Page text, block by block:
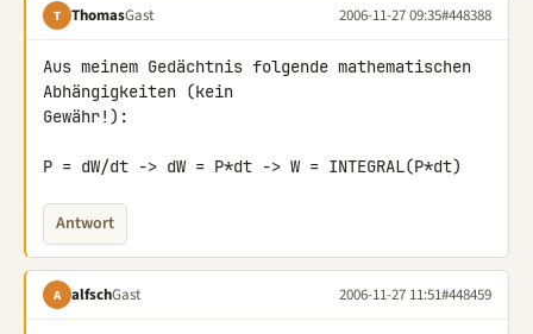
T ThomasGast 2006-11-27 09:35#448388
Aus meinem Gedächtnis folgende mathematischen
Abhängigkeiten (kein
Gewähr!):
P = dW/dt -> dW = P*dt -> W = INTEGRAL(P*dt)
Antwort
A alfschGast 2006-11-27 11:51#448459